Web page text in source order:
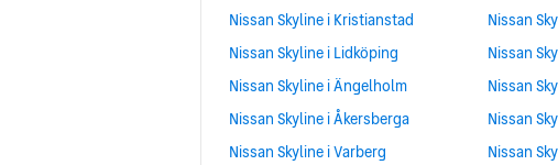
Nissan Skyline i Kristianstad
Nissan Skyline i Lidköping
Nissan Skyline i Ängelholm
Nissan Skyline i Åkersberga
Nissan Skyline i Varberg
Nissan
Nissan
Nissan
Nissan
Nissan